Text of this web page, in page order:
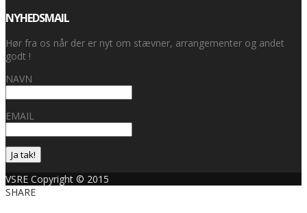
NYHEDSMAIL
Hør fra os når der er nyt om stævner, arrangementer og andet
godt !
NAVN
EMAIL
Ja tak!
VSRE Copyright © 2015
SHARE